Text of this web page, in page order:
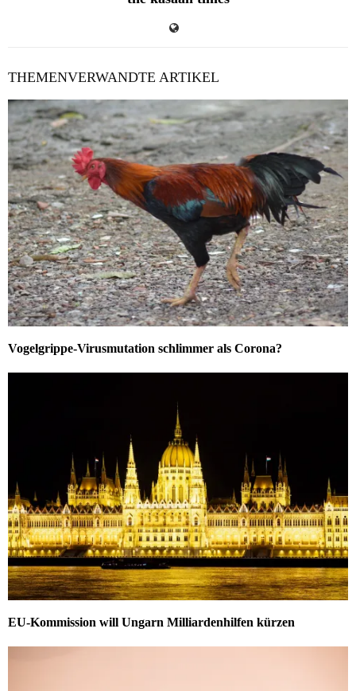
THEMENVERWANDTE ARTIKEL
Vogelgrippe-Virusmutation schlimmer als Corona?
EU-Kommission will Ungarn Milliardenhilfen kürzen